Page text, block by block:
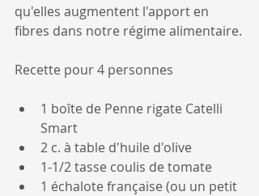
qu'elles augmentent l'apport en
fibres dans notre régime alimentaire.
Recette pour 4 personnes
1 boîte de Penne rigate Catelli
Smart
2 c. à table d'huile d'olive
1-1/2 tasse coulis de tomate
1 échalote française (ou un petit